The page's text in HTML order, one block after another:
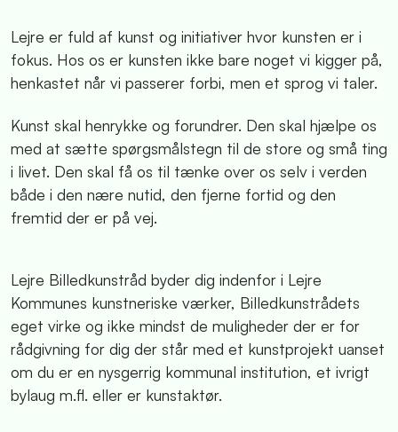
Lejre er fuld af kunst og initiativer hvor kunsten er i
fokus. Hos os er kunsten ikke bare noget vi kigger på,
henkastet når vi passerer forbi, men et sprog vi taler.
Kunst skal henrykke og forundrer. Den skal hjælpe os
med at sætte spørgsmålstegn til de store og små ting
i livet. Den skal få os til tænke over os selv i verden
både i den nære nutid, den fjerne fortid og den
fremtid der er på vej.
Lejre Billedkunstråd byder dig indenfor i Lejre
Kommunes kunstneriske værker, Billedkunstrådets
eget virke og ikke mindst de muligheder der er for
rådgivning for dig der står med et kunstprojekt uanset
om du er en nysgerrig kommunal institution, et ivrigt
bylaug m.fl. eller er kunstaktør.